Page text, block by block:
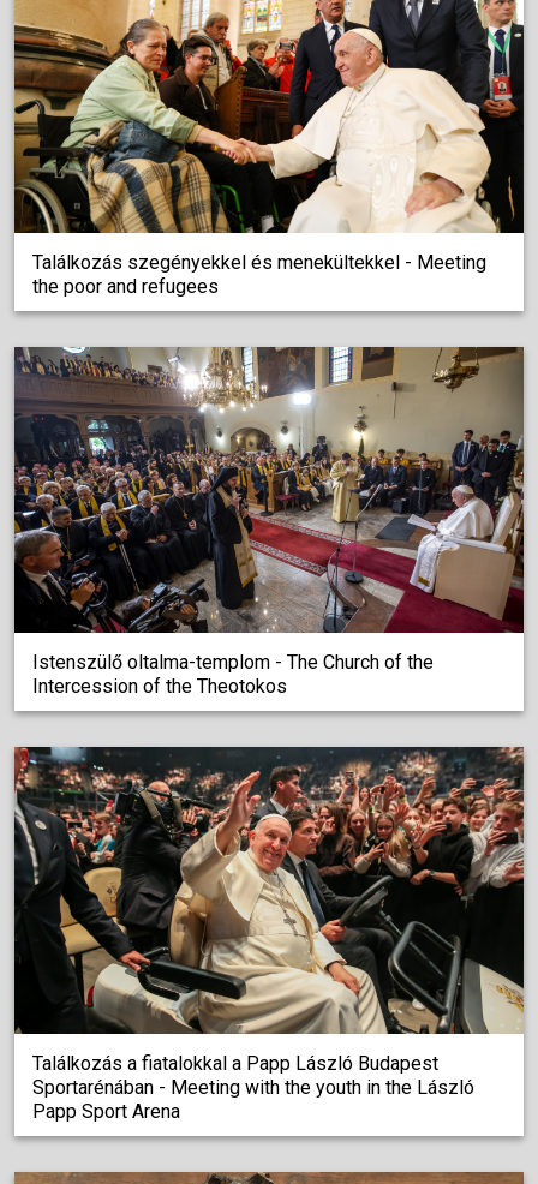
Találkozás szegényekkel és menekültekkel - Meeting
the poor and refugees
Istenszülő oltalma-templom - The Church of the
Intercession of the Theotokos
Találkozás a fiatalokkal a Papp László Budapest
Sportarénában - Meeting with the youth in the László
Papp Sport Arena